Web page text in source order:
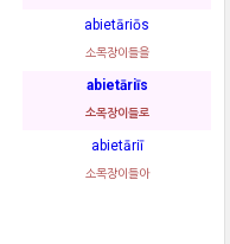
abietāriōs
소목장이들을
abietāriīs
소목장이들로
abietāriī
소목장이들아